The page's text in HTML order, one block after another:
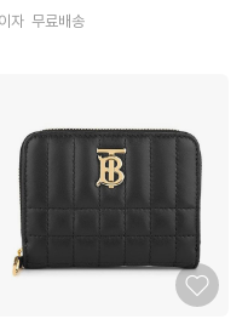
자 무료배송